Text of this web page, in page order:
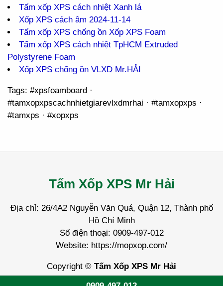
Tấm xốp XPS cách nhiệt Xanh lá
Xốp XPS cách âm 2024-11-14
Tấm xốp XPS chống ồn Xốp XPS Foam
Tấm xốp XPS cách nhiệt TpHCM Extruded
Polystyrene Foam
Xốp XPS chống ồn VLXD Mr.HẢI
Tags: #xpsfoamboard ·
#tamxopxpscachnhietgiarevlxdmrhai · #tamxopxps ·
#tamxps · #xopxps
Tấm Xốp XPS Mr Hải
Địa chỉ: 26/4A2 Nguyễn Văn Quá, Quận 12, Thành phố
Hồ Chí Minh
Số điện thoại: 0909-497-012
Website: https://mopxop.com/
Copyright © Tấm Xốp XPS Mr Hải